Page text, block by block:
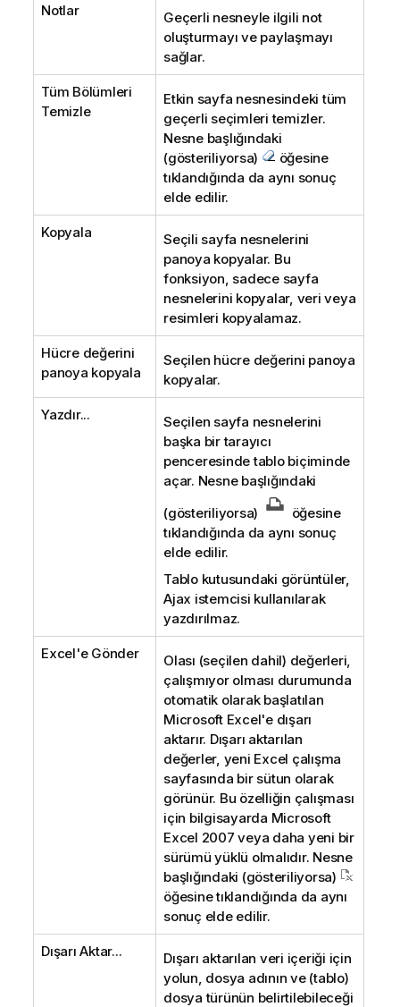
Notlar
Geçerli nesneyle ilgili not
oluşturmayı ve paylaşmayı
sağlar.
Tüm Bölümleri
Temizle
Etkin sayfa nesnesindeki tüm
geçerli seçimleri temizler.
Nesne başlığındaki
(gösteriliyorsa)
öğesine
tıklandığında da aynı sonuç
elde edilir.
Kopyala
Seçili sayfa nesnelerini
panoya kopyalar. Bu
fonksiyon, sadece sayfa
nesnelerini kopyalar, veri veya
resimleri kopyalamaz.
Hücre değerini
panoya kopyala
Seçilen hücre değerini panoya
kopyalar.
Yazdır...
Seçilen sayfa nesnelerini
başka bir tarayıcı
penceresinde tablo biçiminde
açar. Nesne başlığındaki
(gösteriliyorsa)
öğesine
tıklandığında da aynı sonuç
elde edilir.
Tablo kutusundaki görüntüler,
Ajax istemcisi kullanılarak
yazdırılmaz.
Excel'e Gönder
Olası (seçilen dahil) değerleri,
çalışmıyor olması durumunda
otomatik olarak başlatılan
Microsoft Excel'e dışarı
aktarır. Dışarı aktarılan
değerler, yeni Excel çalışma
sayfasında bir sütun olarak
görünür. Bu özelliğin çalışması
için bilgisayarda Microsoft
Excel 2007 veya daha yeni bir
sürümü yüklü olmalıdır. Nesne
başlığındaki (gösteriliyorsa)
öğesine tıklandığında da aynı
sonuç elde edilir.
Dışarı Aktar...
Dışarı aktarılan veri içeriği için
yolun, dosya adının ve (tablo)
dosya türünün belirtilebileceği